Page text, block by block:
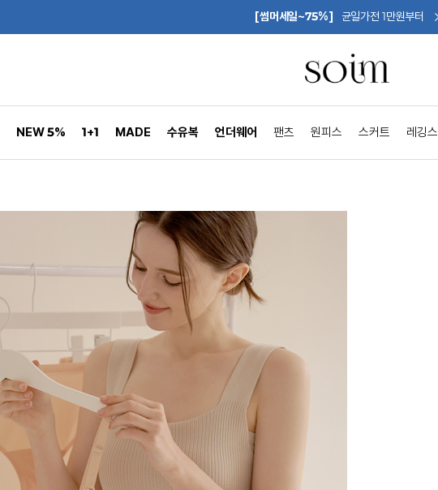
[썸머세일~75%] 균일가전 1만원부터
NEW 5% 1+1 MADE 수유복 언더웨어 팬츠 원피스 스커트 레깅스